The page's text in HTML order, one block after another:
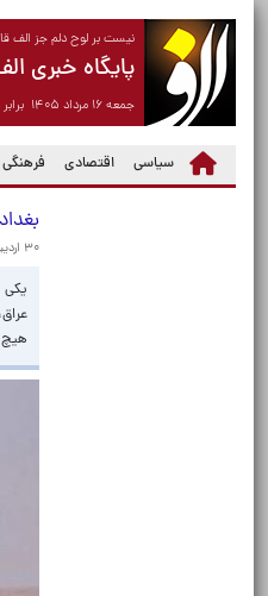
نیست بر لوح دلم جز الف
پایگاه خبری
جمعه ۱۶ مرداد ۱۴۰۵ برابر با ۰۷ آگوست ۲۰۲۶
سیاسی اقتصادی فرهنگی
۳۰ اردیبهشت ۱۴۰۵، ۱۲:۴۷
یکی
هیچ